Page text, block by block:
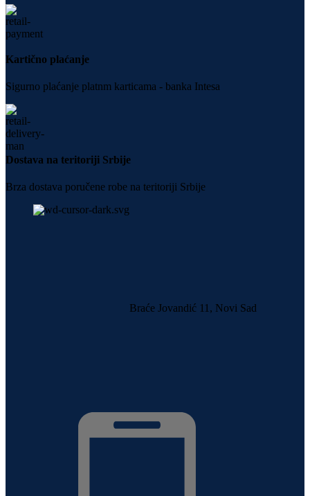
Kartično plaćanje
Sigurno plaćanje platnm karticama - banka Intesa
Dostava na teritoriji Srbije
Brza dostava poručene robe na teritoriji Srbije
Braće Jovandić 11, Novi Sad